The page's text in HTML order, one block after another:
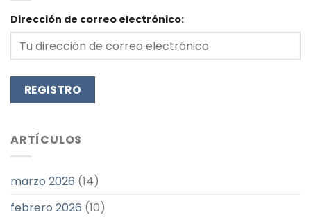
Dirección de correo electrónico:
ARTÍCULOS
marzo 2026 (14)
febrero 2026 (10)